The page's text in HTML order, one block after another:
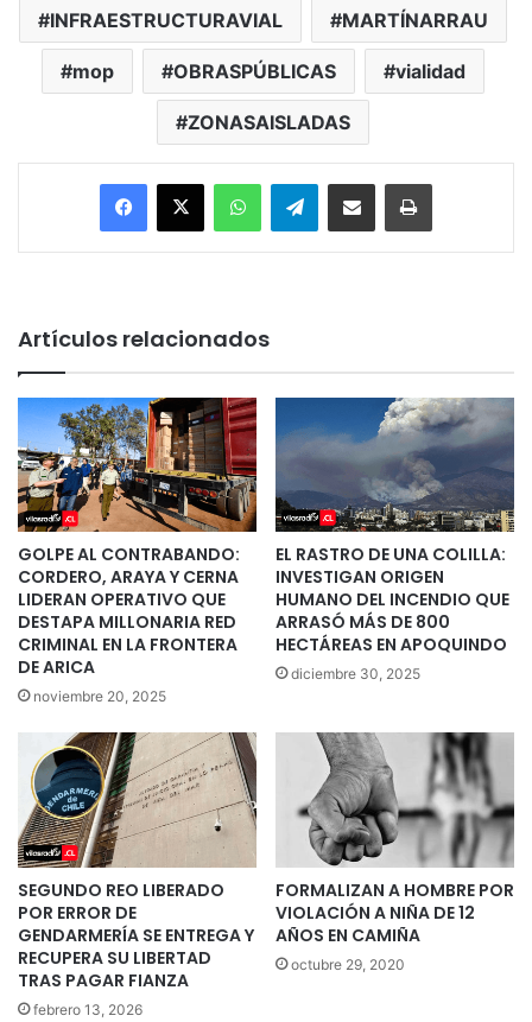
INFRAESTRUCTURAVIAL MARTÍNARRAU
mop OBRASPÚBLICAS vialidad
ZONASAISLADAS
Facebook
X WhatsAppTelegramEnviar vía email Imprimir
Artículos relacionados
GOLPE AL CONTRABANDO:
CORDERO, ARAYA Y CERNA
LIDERAN OPERATIVO QUE
DESTAPA MILLONARIA RED
CRIMINAL EN LA FRONTERA
DE ARICA
noviembre 20, 2025
EL RASTRO DE UNA COLILLA:
INVESTIGAN ORIGEN
HUMANO DEL INCENDIO QUE
ARRASÓ MÁS DE 800
HECTÁREAS EN APOQUINDO
diciembre 30, 2025
SEGUNDO REO LIBERADO
POR ERROR DE
GENDARMERÍA SE ENTREGA Y
RECUPERA SU LIBERTAD
TRAS PAGAR FIANZA
febrero 13, 2026
FORMALIZAN A HOMBRE POR
VIOLACIÓN A NIÑA DE 12
AÑOS EN CAMIÑA
octubre 29, 2020